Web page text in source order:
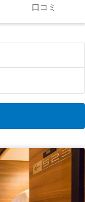
口コミ